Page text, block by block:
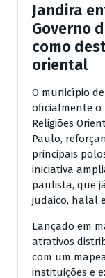
Jandira
Governo
como
oriental
O município
oficialmente o
Religiões
Paulo,
principais
iniciativa
paulista, que
judaico, halal
Lançado em
atrativos
com um
instituições e